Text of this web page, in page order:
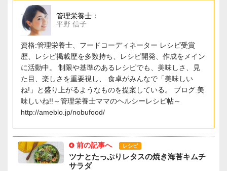
管理栄養士：
平野 信子
資格:管理栄養士、フードコーディネーター レシピ受賞
歴、レシピ掲載歴を多数持ち、レシピ開発、作成をメイン
に活動中。 制限や基準のあるレシピでも、美味しさ、見
た目、楽しさを重要視し、 食卓がみんなで「美味しい
ね!」と盛り上がるようなものを提案している。 ブログ:美
味しいね!!～管理栄養士ママのヘルシーレシピ帖～
http://ameblo.jp/nobufood/
前の記事へ レシピ
ツナとたっぷりレタスの焼き海苔キムチ
サラダ